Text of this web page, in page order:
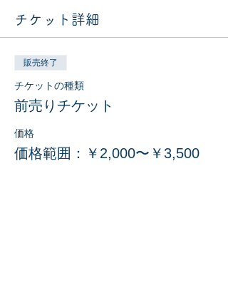
チケット詳細
販売終了
チケットの種類
前売りチケット
価格
価格範囲：￥2,000〜￥3,500